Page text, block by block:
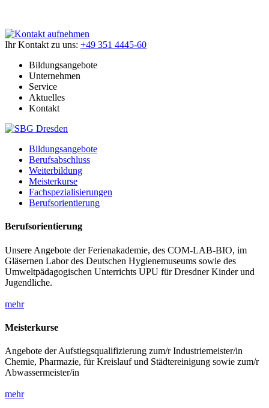
Ihr Kontakt zu uns: +49 351 4445-60
Bildungsangebote
Unternehmen
Service
Aktuelles
Kontakt
Bildungsangebote
Berufsabschluss
Weiterbildung
Meisterkurse
Fachspezialisierungen
Berufsorientierung
Berufsorientierung
Unsere Angebote der Ferienakademie, des COM-LAB-BIO, im
Gläsernen Labor des Deutschen Hygienemuseums sowie des
Umweltpädagogischen Unterrichts UPU für Dresdner Kinder und
Jugendliche.
mehr
Meisterkurse
Angebote der Aufstiegsqualifizierung zum/r Industriemeister/in
Chemie, Pharmazie, für Kreislauf und Städtereinigung sowie zum/r
Abwassermeister/in
mehr